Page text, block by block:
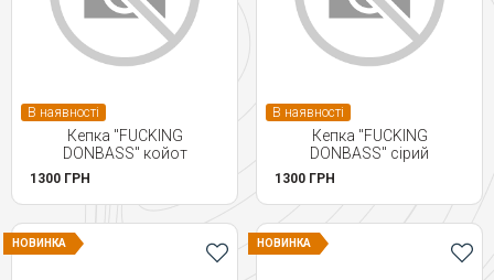
В наявності
Кепка "FUCKING
DONBASS" койот
1300 ГРН
В наявності
Кепка "FUCKING
DONBASS" сірий
1300 ГРН
НОВИНКА НОВИНКА